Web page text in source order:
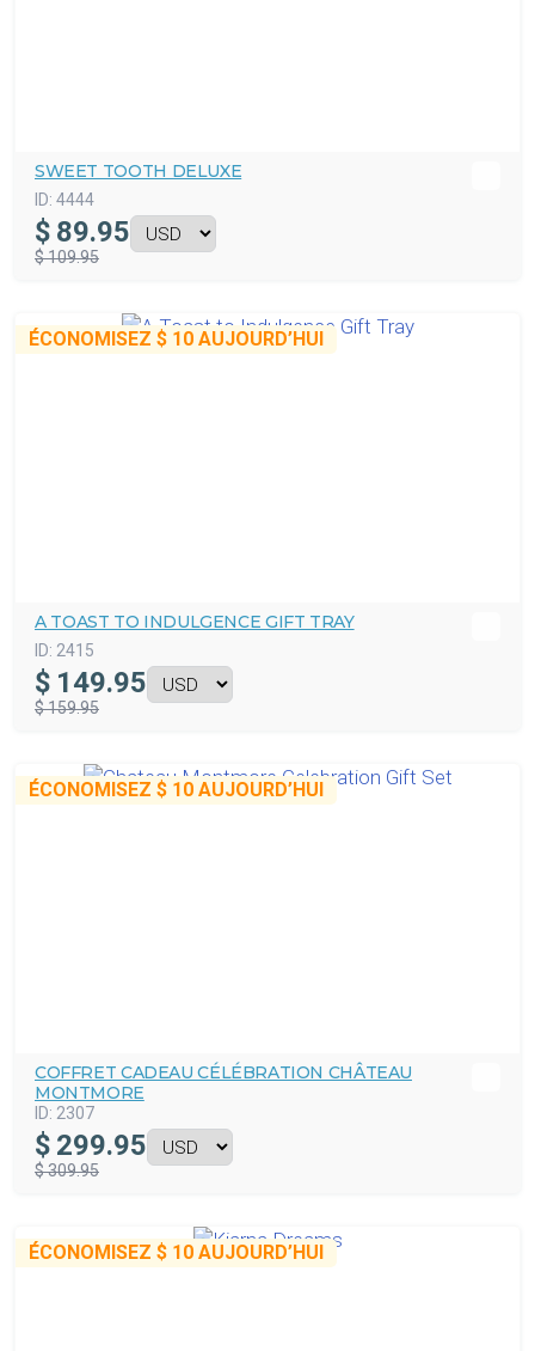
SWEET TOOTH DELUXE
ID: 4444
$ 89.95
$ 109.95
ÉCONOMISEZ $ 10 AUJOURD’HUI
A TOAST TO INDULGENCE GIFT TRAY
ID: 2415
$ 149.95
$ 159.95
ÉCONOMISEZ $ 10 AUJOURD’HUI
COFFRET CADEAU CÉLÉBRATION CHÂTEAU
MONTMORE
ID: 2307
$ 299.95
$ 309.95
ÉCONOMISEZ $ 10 AUJOURD’HUI